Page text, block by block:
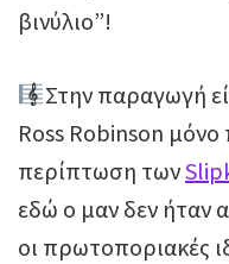
βινύλιο”!
Στην παραγωγή
Ross Robinson μόνο
περίπτωση των
εδώ ο μαν δεν ήταν
οι πρωτοποριακές